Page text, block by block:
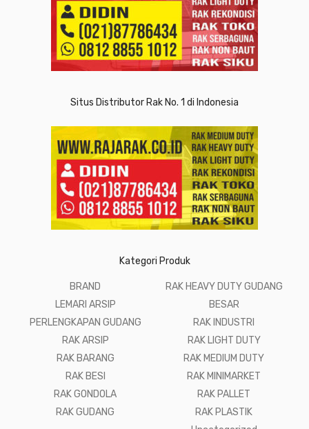
Situs Distributor Rak No. 1 di Indonesia
Kategori Produk
BRAND
LEMARI ARSIP
PERLENGKAPAN GUDANG
RAK ARSIP
RAK BARANG
RAK BESI
RAK GONDOLA
RAK GUDANG
RAK HEAVY DUTY GUDANG
BESAR
RAK INDUSTRI
RAK LIGHT DUTY
RAK MEDIUM DUTY
RAK MINIMARKET
RAK PALLET
RAK PLASTIK